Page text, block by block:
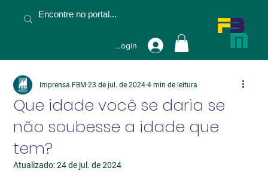
Fazer Login
Que idade você se daria se
não soubesse a idade que
tem?
Imprensa FBM 23 de jul. de 2024 4 min de leitura
Atualizado:24 de jul. de 2024